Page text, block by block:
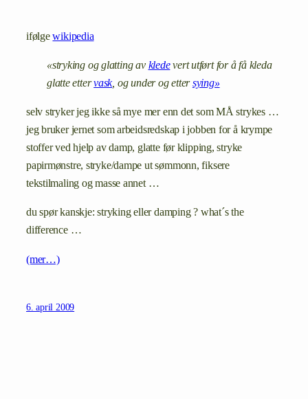
ifølgewikipedia
«stryking og glatting av kledevert utført for å få kleda
glatte ettervask, og under og ettersying»
selv stryker jeg ikke så mye mer enn det som MÅ strykes …
jeg bruker jernet som arbeidsredskap i jobben for å krympe
stoffer ved hjelp av damp, glatte før klipping, stryke
papirmønstre, stryke/dampe ut sømmonn, fiksere
tekstilmaling og masse annet …
du spør kanskje: stryking eller damping ? what´s the
difference …
(mer…)
6. april 2009